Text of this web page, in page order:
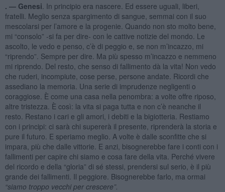
. — Genesi . In principio era nascere. Ed essere uguali, liberi,
fratelli. Meglio senza spargimento di sangue, semmai con il suo
mescolarsi per l’amore e la progenie. Quando non sto molto bene,
mi “consolo” -si fa per dire- con le cattive notizie del mondo. Le
ascolto, le vedo e penso, c’è di peggio e, se non m’incazzo, mi
“riprendo”. Sempre per dire. Ma più spesso m’incazzo e nemmeno
mi riprendo. Del resto, che senso di fallimento dà la vita! Non vedo
che ruderi, incompiute, cose perse, persone andate. Ricordi che
assediano la memoria. Una serie di imprudenze negligenti o
coraggiose. È come una casa nella penombra: a volte offre riposo,
altre tristezza. È così: la vita si paga tutta e non c’è neanche il
resto. Restano i cari e gli amori, i debiti e la bigiotteria. Restiamo
con i principi: ci sarà chi supererà il presente, riprenderà la storia e
pure il futuro. E speriamo meglio. A volte è dalle sconfitte che si
impara, più che dalle vittorie. E anzi, bisognerebbe fare i conti con i
fallimenti per capire chi siamo e cosa fare della vita. Perché vivere
del ricordo e della “gloria” di sé stessi, prendersi sul serio, è il più
grande dei fallimenti. Il peggiore. Bisognerebbe farlo, ma ormai
“siamo troppo vecchi per crescere”.